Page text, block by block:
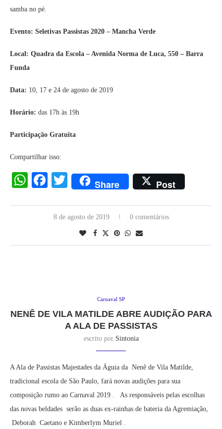
samba no pé.
Evento: Seletivas Passistas 2020 – Mancha Verde
Local: Quadra da Escola – Avenida Norma de Luca, 550 – Barra
Funda
Data: 10, 17 e 24 de agosto de 2019
Horário: das 17h às 19h
Participação Gratuita
Compartilhar isso:
WhatsApp
Facebook
Twitter
Share Post
8 de agosto de 2019 0 comentários
Carnaval SP
NENÊ DE VILA MATILDE ABRE AUDIÇÃO PARA
A ALA DE PASSISTAS
escrito por Sintonia
A Ala de Passistas Majestades da Águia da Nenê de Vila Matilde,
tradicional escola de São Paulo, fará novas audições para sua
composição rumo ao Carnaval 2019 . As responsáveis pelas escolhas
das novas beldades serão as duas ex-rainhas de bateria da Agremiação,
Deborah Caetano e Kimberlym Muriel .